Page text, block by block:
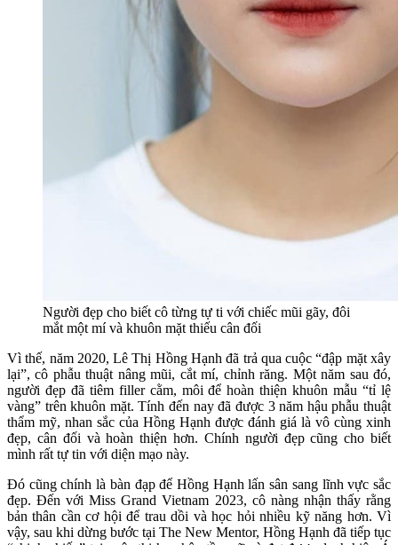
Người đẹp cho biết cô từng tự ti với chiếc mũi gãy, đôi
mắt một mí và khuôn mặt thiếu cân đối
Vì thế, năm 2020, Lê Thị Hồng Hạnh đã trả qua cuộc “đập mặt xây
lại”, cô phẫu thuật nâng mũi, cắt mí, chỉnh răng. Một năm sau đó,
người đẹp đã tiêm filler cằm, môi để hoàn thiện khuôn mẫu “tỉ lệ
vàng” trên khuôn mặt. Tính đến nay đã được 3 năm hậu phẫu thuật
thẩm mỹ, nhan sắc của Hồng Hạnh được đánh giá là vô cùng xinh
đẹp, cân đối và hoàn thiện hơn. Chính người đẹp cũng cho biết
mình rất tự tin với diện mạo này.
Đó cũng chính là bàn đạp để Hồng Hạnh lấn sân sang lĩnh vực sắc
đẹp. Đến với Miss Grand Vietnam 2023, cô nàng nhận thấy rằng
bản thân cần cơ hội để trau dồi và học hỏi nhiều kỹ năng hơn. Vì
vậy, sau khi dừng bước tại The New Mentor, Hồng Hạnh đã tiếp tục